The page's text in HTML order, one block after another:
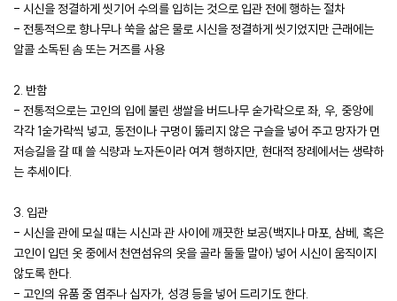
- 시신을 정결하게 씻기어 수의를 입히는 것으로 입관 전에 행하는 절차
- 전통적으로 향나무나 쑥을 삶은 물로 시신을 정결하게 씻기었지만 근래에는
알콜 소독된 솜 또는 거즈를 사용
2. 반함
- 전통적으로는 고인의 입에 불린 생쌀을 버드나무 숟가락으로 좌, 우, 중앙에
각각 1숟가락씩 넣고, 동전이나 구멍이 뚫리지 않은 구슬을 넣어 주고 망자가 먼
저승길을 갈 때 쓸 식량과 노자돈이라 여겨 행하지만, 현대적 장례에서는 생략하
는 추세이다.
3. 입관
- 시신을 관에 모실 때는 시신과 관 사이에 깨끗한 보공(백지나 마포, 삼베, 혹은
고인이 입던 옷 중에서 천연섬유의 옷을 골라 둘둘 말아) 넣어 시신이 움직이지
않도록 한다.
- 고인의 유품 중 염주나 십자가, 성경 등을 넣어 드리기도 한다.